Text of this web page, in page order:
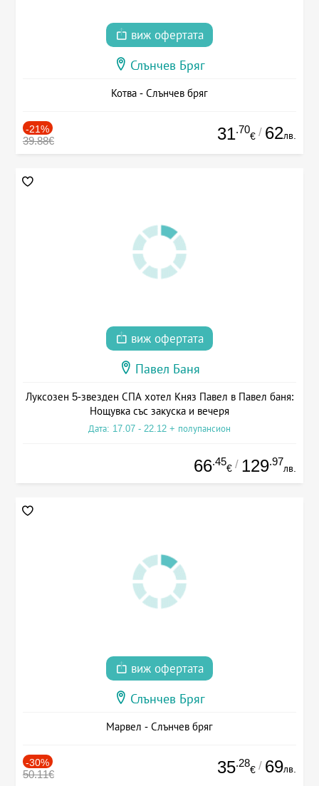
виж офертата
Слънчев Бряг
Котва - Слънчев бряг
-21%
39.88€ 31.70
€ / 62лв.
виж офертата
Павел Баня
Луксозен 5-звезден СПА хотел Княз Павел в Павел баня:
Нощувка със закуска и вечеря
Дата: 17.07 - 22.12 + полупансион
66.45
€ / 129.97
лв.
виж офертата
Слънчев Бряг
Марвел - Слънчев бряг
-30%
50.11€ 35.28
€ / 69лв.